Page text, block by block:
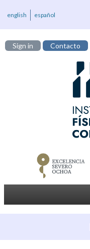
english español
Sign in Contacto